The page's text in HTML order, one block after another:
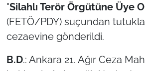
"Silahlı Terör Örgütüne Üye
(FETÖ/PDY) suçundan
cezaevine gönderildi.
B.D.: Ankara 21. Ağır Ceza